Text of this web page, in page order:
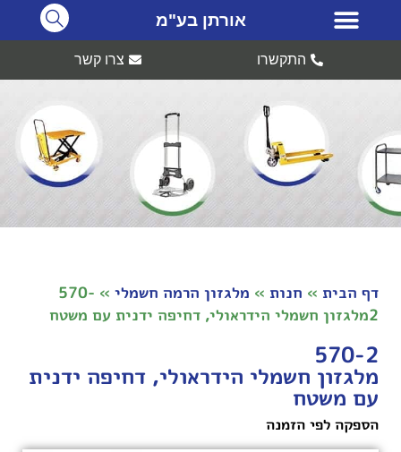
אורתן בע"מ
התקשרו צרו קשר
דף הבית » חנות » מלגזון הרמה חשמלי »
570-
2מלגזון חשמלי הידראולי, דחיפה ידנית עם משטח
570-2
מלגזון חשמלי הידראולי, דחיפה ידנית
עם משטח
הספקה לפי הזמנה